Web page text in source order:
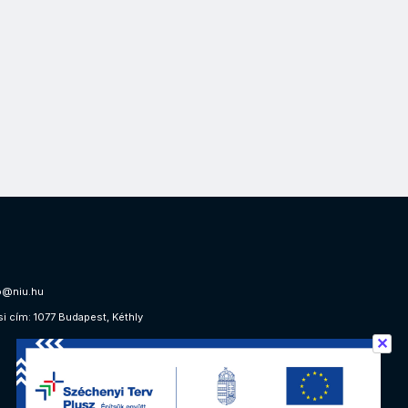
cím: 1077 Budapest, Kéthly
✕